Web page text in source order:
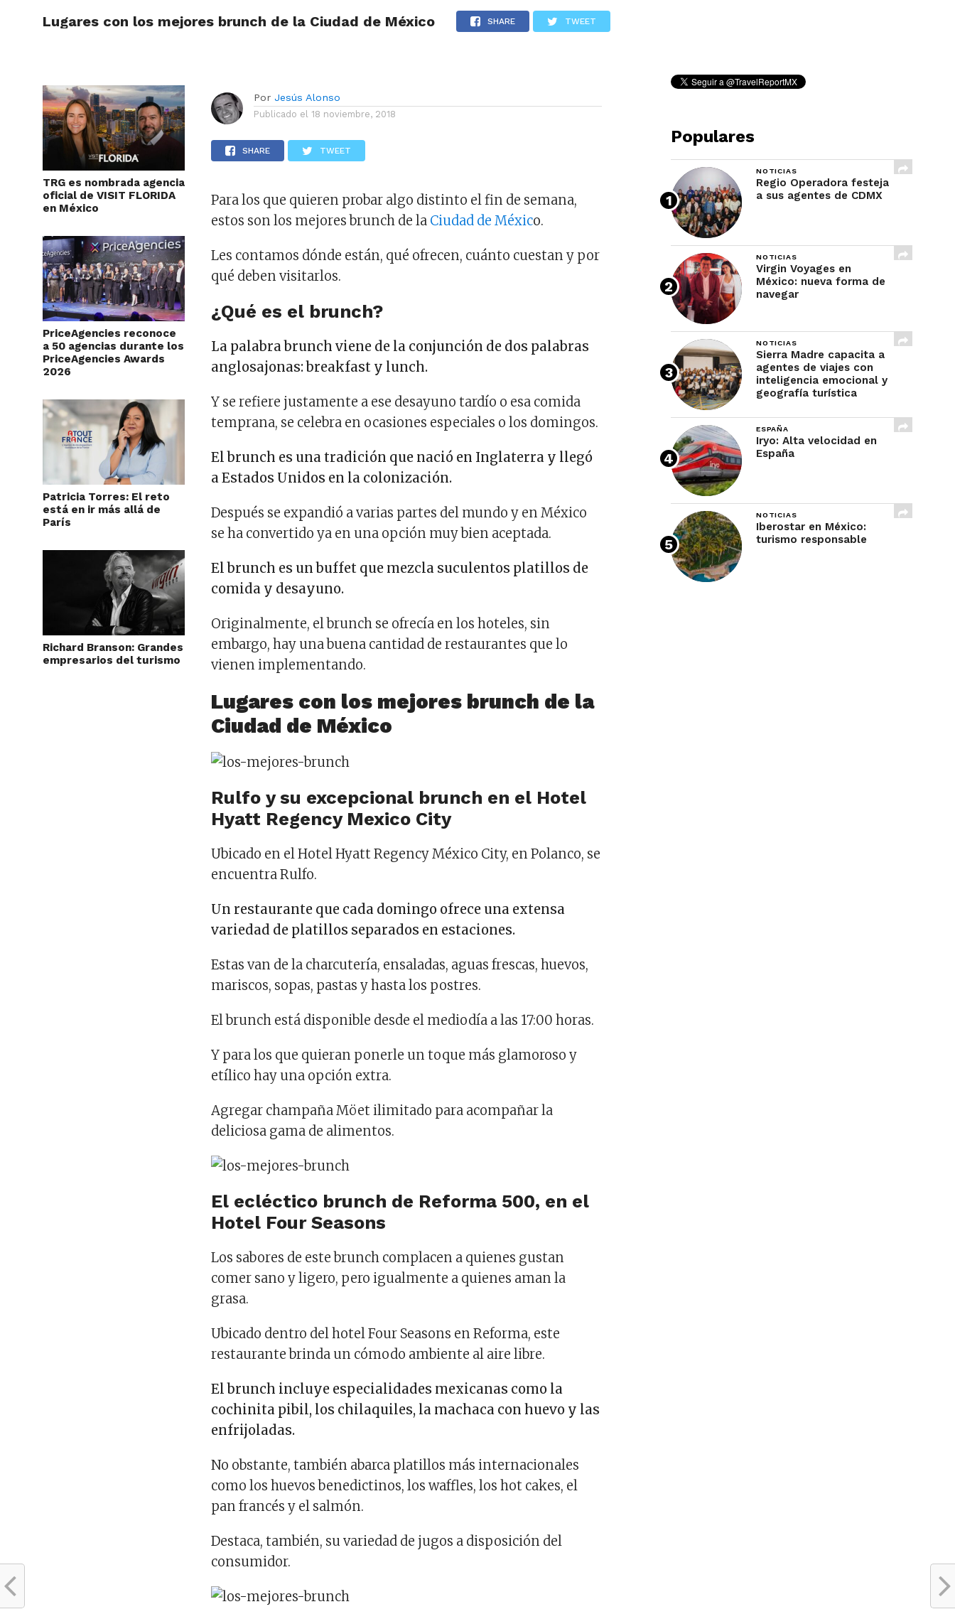
ARTÍCULOS REVIEWS EVENTOS GASTRONOMÍA NOTICIAS
Lugares con los mejores brunch de la Ciudad de México SHARE TWEET
TRG es nombrada agencia
oficial de VISIT FLORIDA
en México
PriceAgencies reconoce
a 50 agencias durante los
PriceAgencies Awards
2026
Patricia Torres: El reto
está en ir más allá de
París
Richard Branson: Grandes
empresarios del turismo
Por Jesús Alonso
Publicado el 18 noviembre, 2018
SHARE TWEET
Para los que quieren probar algo distinto el fin de semana,
estos son los mejores brunch de la Ciudad de México.
Les contamos dónde están, qué ofrecen, cuánto cuestan y por
qué deben visitarlos.
¿Qué es el brunch?
La palabra brunch viene de la conjunción de dos palabras
anglosajonas: breakfast y lunch.
Y se refiere justamente a ese desayuno tardío o esa comida
temprana, se celebra en ocasiones especiales o los domingos.
El brunch es una tradición que nació en Inglaterra y llegó
a Estados Unidos en la colonización.
Después se expandió a varias partes del mundo y en México
se ha convertido ya en una opción muy bien aceptada.
El brunch es un buffet que mezcla suculentos platillos de
comida y desayuno.
Originalmente, el brunch se ofrecía en los hoteles, sin
embargo, hay una buena cantidad de restaurantes que lo
vienen implementando.
Lugares con los mejores brunch de la
Ciudad de México
Rulfo y su excepcional brunch en el Hotel
Hyatt Regency Mexico City
Ubicado en el Hotel Hyatt Regency México City, en Polanco, se
encuentra Rulfo.
Un restaurante que cada domingo ofrece una extensa
variedad de platillos separados en estaciones.
Estas van de la charcutería, ensaladas, aguas frescas, huevos,
mariscos, sopas, pastas y hasta los postres.
El brunch está disponible desde el mediodía a las 17:00 horas.
Y para los que quieran ponerle un toque más glamoroso y
etílico hay una opción extra.
Agregar champaña Möet ilimitado para acompañar la
deliciosa gama de alimentos.
El ecléctico brunch de Reforma 500, en el
Hotel Four Seasons
Los sabores de este brunch complacen a quienes gustan
comer sano y ligero, pero igualmente a quienes aman la
grasa.
Ubicado dentro del hotel Four Seasons en Reforma, este
restaurante brinda un cómodo ambiente al aire libre.
El brunch incluye especialidades mexicanas como la
cochinita pibil, los chilaquiles, la machaca con huevo y las
enfrijoladas.
No obstante, también abarca platillos más internacionales
como los huevos benedictinos, los waffles, los hot cakes, el
pan francés y el salmón.
Destaca, también, su variedad de jugos a disposición del
consumidor.
Populares
NOTICIAS
Regio Operadora festeja
a sus agentes de CDMX
NOTICIAS
Virgin Voyages en
México: nueva forma de
navegar
NOTICIAS
Sierra Madre capacita a
agentes de viajes con
inteligencia emocional y
geografía turística
ESPAÑA
Iryo: Alta velocidad en
España
NOTICIAS
Iberostar en México:
turismo responsable